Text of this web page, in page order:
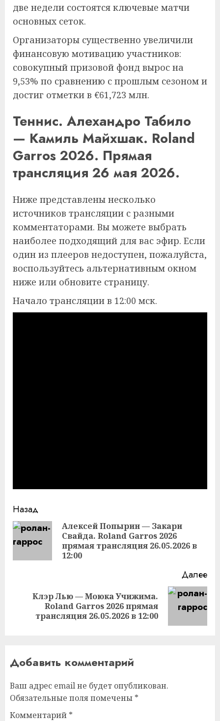
две недели состоятся ключевые матчи
основных сеток.
Организаторы существенно увеличили
финансовую мотивацию участников:
совокупный призовой фонд вырос на
9,53% по сравнению с прошлым сезоном и
достиг отметки в €61,723 млн.
Теннис. Алехандро Табило
— Камиль Майхшак. Roland
Garros 2026. Прямая
трансляция 26 мая 2026.
Ниже представлены несколько
источников трансляции с разными
комментаторами. Вы можете выбрать
наиболее подходящий для вас эфир. Если
один из плееров недоступен, пожалуйста,
воспользуйтесь альтернативным окном
ниже или обновите страницу.
Начало трансляции в 12:00 мск.
Продолжить
чтение
Назад
Алексей Попырин — Закари
Свайда. Roland Garros 2026
прямая трансляция 26.05.2026 в
12:00
Далее
Следующая
запись:
Клэр Лью — Моюка Учижима.
Roland Garros 2026 прямая
трансляция 26.05.2026 в 12:00
Добавить комментарий
Ваш адрес email не будет опубликован.
Обязательные поля помечены *
Комментарий *